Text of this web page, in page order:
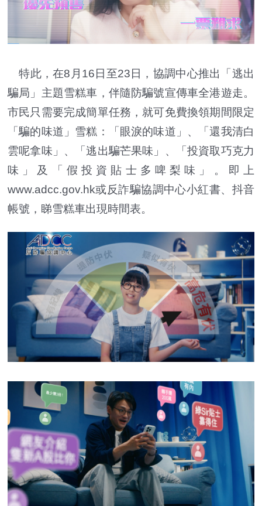
特此，在8月16日至23日，協調中心推出「逃出
騙局」主題雪糕車，伴隨防騙號宣傳車全港遊走。
市民只需要完成簡單任務，就可免費換領期間限定
「騙的味道」雪糕：「眼淚的味道」、「還我清白
雲呢拿味」、「逃出騙芒果味」、「投資取巧克力
味」及「假投資貼士多啤梨味」。即上
www.adcc.gov.hk或反詐騙協調中心小紅書、抖音
帳號，睇雪糕車出現時間表。